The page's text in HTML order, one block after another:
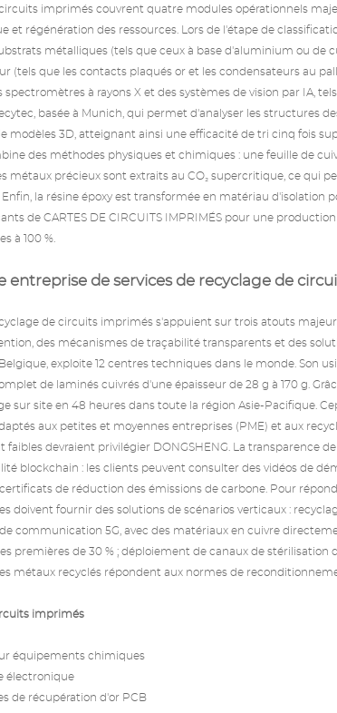
circuits imprimés couvrent quatre modules opérationnels
et régénération des ressources. Lors de l'étape de
métalliques (tels que ceux à base d'aluminium ou de
(tels que les contacts plaqués or et les condensateurs au
à rayons X et des systèmes de vision par IA,
basée à Munich, qui permet d'analyser les structures
modèles 3D, atteignant ainsi une efficacité de tri cinq fois
des méthodes physiques et chimiques : une feuille de
métaux précieux sont extraits au CO₂ supercritique, ce qui
la résine époxy est transformée en matériau d'isolation
de CARTES DE CIRCUITS IMPRIMÉS pour une
à 100 %.
entreprise de services de recyclage de
de circuits imprimés s'appuient sur trois atouts
des mécanismes de traçabilité transparents et des
exploite 12 centres techniques dans le monde. Son
de laminés cuivrés d'une épaisseur de 28 g à 170 g.
sur site en 48 heures dans toute la région Asie-Pacifique.
aux petites et moyennes entreprises (PME) et aux
devraient privilégier DONGSHENG. La transparence
blockchain : les clients peuvent consulter des vidéos de
de réduction des émissions de carbone. Pour
doivent fournir des solutions de scénarios verticaux :
communication 5G, avec des matériaux en cuivre
premières de 30 % ; déploiement de canaux de stérilisation
métaux recyclés répondent aux normes de
imprimés
équipements chimiques
électronique
de récupération d'or PCB